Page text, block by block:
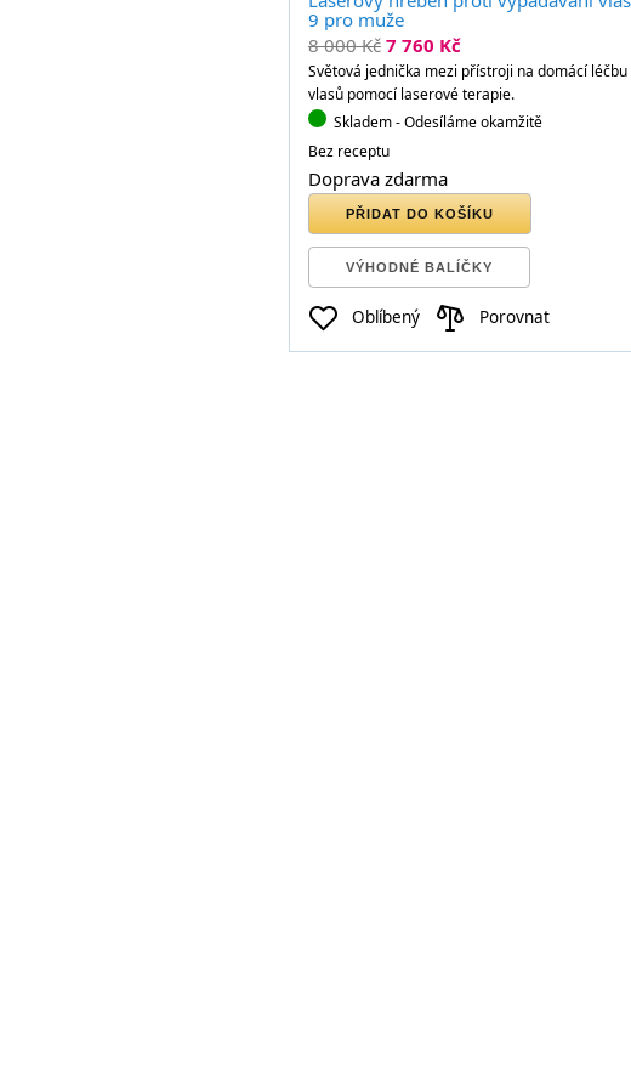
9 pro muže
8 000 Kč 7 760 Kč
Světová jednička mezi přístroji na domácí
vlasů pomocí laserové terapie.
Skladem- Odesíláme okamžitě
Bez receptu
Doprava zdarma
PŘIDAT DO KOŠÍKU
VÝHODNÉ BALÍČKY
Oblíbený Porovnat